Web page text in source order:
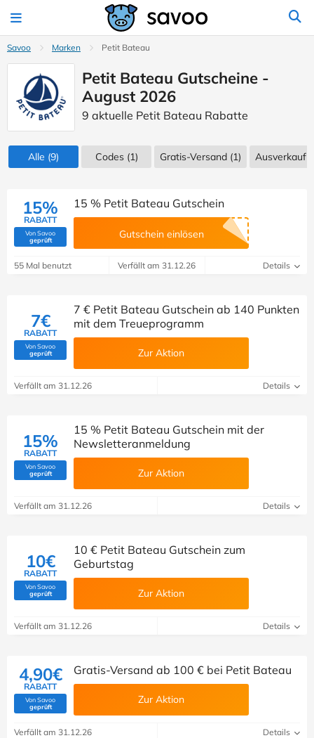
Savoo Marken Petit Bateau
Petit Bateau Gutscheine -
August 2026
9 aktuelle Petit Bateau Rabatte
Alle (9) Codes(1) Gratis-Versand (1) Ausverkauf
15%
RABATT
Von Savoo
geprüft(Von Savoo geprüft)
15 % Petit Bateau Gutschein
Gutschein einlösen
55 Mal benutzt Verfällt am 31.12.26 Details
7€
RABATT
Von Savoo
geprüft(Von Savoo geprüft)
7 € Petit Bateau Gutschein ab 140 Punkten
mit dem Treueprogramm
Zur Aktion
Verfällt am 31.12.26 Details
15%
RABATT
Von Savoo
geprüft(Von Savoo geprüft)
15 % Petit Bateau Gutschein mit der
Newsletteranmeldung
Zur Aktion
Verfällt am 31.12.26 Details
10€
RABATT
Von Savoo
geprüft(Von Savoo geprüft)
10 € Petit Bateau Gutschein zum
Geburtstag
Zur Aktion
Verfällt am 31.12.26 Details
4,90€
RABATT
Von Savoo
geprüft(Von Savoo geprüft)
Gratis-Versand ab 100 € bei Petit Bateau
Zur Aktion
Verfällt am 31.12.26 Details